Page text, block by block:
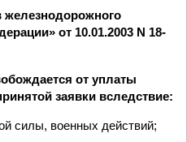
железнодорожного
от 10.01.2003 N 18-
от уплаты
заявки вследствие:
силы, военных действий;